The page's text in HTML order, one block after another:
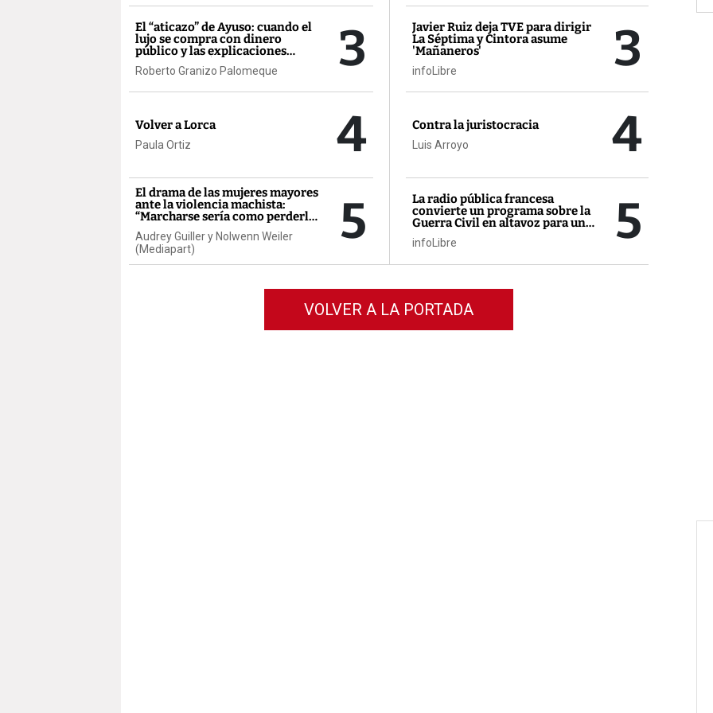
El “aticazo” de Ayuso: cuando el
lujo se compra con dinero
público y las explicaciones
llegan después
Roberto Granizo Palomeque 3
Volver a Lorca
Paula Ortiz 4
El drama de las mujeres mayores
ante la violencia machista:
“Marcharse sería como perderlo
todo”
Audrey Guiller y Nolwenn Weiler
(Mediapart)
5
Javier Ruiz deja TVE para dirigir
La Séptima y Cintora asume
'Mañaneros'
infoLibre 3
Contra la juristocracia
Luis Arroyo 4
La radio pública francesa
convierte un programa sobre la
Guerra Civil en altavoz para un
activista contra Sánchez
infoLibre 5
VOLVER A LA PORTADA